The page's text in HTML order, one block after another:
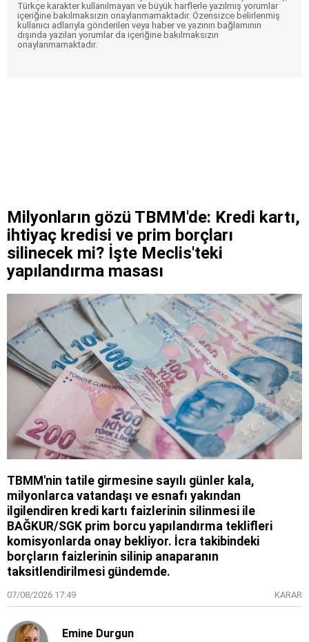
Türkçe karakter kullanılmayan ve büyük harflerle yazılmış yorumlar
içeriğine bakılmaksızın onaylanmamaktadır. Özensizce belirlenmiş
kullanıcı adlarıyla gönderilen veya haber ve yazının bağlamının
dışında yazılan yorumlar da içeriğine bakılmaksızın
onaylanmamaktadır.
Milyonların gözü TBMM'de: Kredi kartı,
ihtiyaç kredisi ve prim borçları
silinecek mi? İşte Meclis'teki
yapılandırma masası
TBMM'nin tatile girmesine sayılı günler kala,
milyonlarca vatandaşı ve esnafı yakından
ilgilendiren kredi kartı faizlerinin silinmesi ile
BAĞKUR/SGK prim borcu yapılandırma teklifleri
komisyonlarda onay bekliyor. İcra takibindeki
borçların faizlerinin silinip anaparanın
taksitlendirilmesi gündemde.
07/08/2026 17:49 KARAR
Emine Durgun